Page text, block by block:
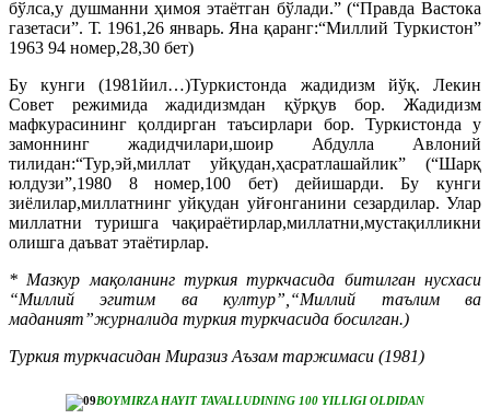
бўлса,у душманни ҳимоя этаётган бўлади.” (“Правда Вастока
газетаси”. Т. 1961,26 январь. Яна қаранг:“Миллий Туркистон”
1963 94 номер,28,30 бет)
Бу кунги (1981йил…)Туркистонда жадидизм йўқ. Лекин
Совет режимида жадидизмдан қўрқув бор. Жадидизм
мафкурасининг қолдирган таъсирлари бор. Туркистонда у
замоннинг жадидчилари,шоир Абдулла Авлоний
тилидан:“Тур,эй,миллат уйқудан,ҳасратлашайлик” (“Шарқ
юлдузи”,1980 8 номер,100 бет) дейишарди. Бу кунги
зиёлилар,миллатнинг уйқудан уйғонганини сезардилар. Улар
миллатни туришга чақираётирлар,миллатни,мустақилликни
олишга даъват этаётирлар.
* Мазкур мақоланинг туркия туркчасида битилган нусхаси
“Миллий эгитим ва култур”,“Mиллий таълим ва
маданият”журналида туркия туркчасида босилган.)
Туркия туркчасидан Миразиз Аъзам таржимаси (1981)
BOYMIRZA HAYIT TAVALLUDINING 100 YILLIGI OLDIDAN